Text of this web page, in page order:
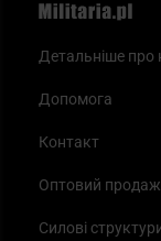
Детальніше про
Допомога
Контакт
Оптовий продаж
Силові